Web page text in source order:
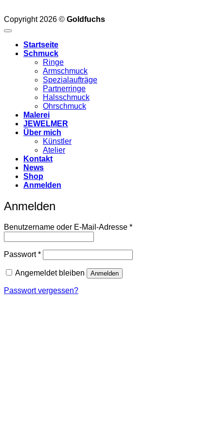
Copyright 2026 © Goldfuchs
Startseite
Schmuck
Ringe
Armschmuck
Spezialaufträge
Partnerringe
Halsschmuck
Ohrschmuck
Malerei
JEWELMER
Über mich
Künstler
Atelier
Kontakt
News
Shop
Anmelden
Anmelden
Benutzername oder E-Mail-Adresse *Erforderlich
Passwort*Erforderlich
Angemeldet bleiben Anmelden
Passwort vergessen?